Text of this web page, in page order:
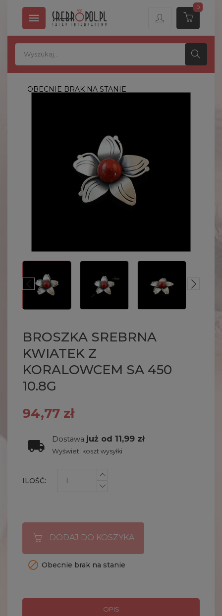

0
OBECNIE BRAK NA STANIE
BROSZKA SREBRNA
KWIATEK Z
KORALOWCEM SA 450
10.8G
94,77 zł
Dostawa już od 11,99 zł
Wyświetl koszt wysyłki
ILOŚĆ:
DODAJ DO KOSZYKA
 Obecnie brak na stanie
OPIS